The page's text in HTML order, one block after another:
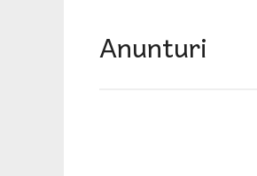
Anunturi